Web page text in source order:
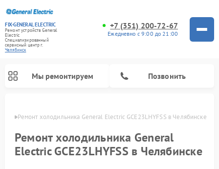
FIX-GENERAL ELECTRIC
Ремонт устройств General
Electric
Специализированный
cервисный центр г.
Челябинск
+7 (351) 200-72-67
Ежедневно с 9:00 до 21:00
Мы ремонтируем Позвонить
Ремонт холодильника General Electric GCE23LHYFSS в Челябинске
Ремонт холодильника General
Electric GCE23LHYFSS в Челябинске